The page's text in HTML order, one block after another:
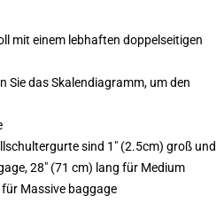
mit einem lebhaften doppelseitigen
Sie das Skalendiagramm, um den
sind 1" (2.5cm) groß und
28" (71 cm) lang für Medium
Massive baggage